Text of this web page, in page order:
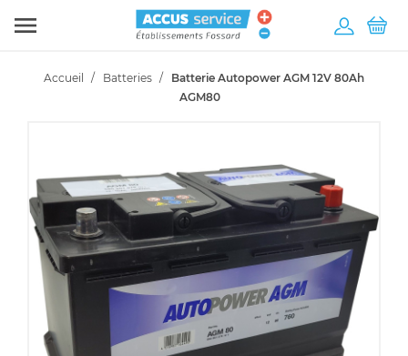

Accueil Batteries
Batterie Autopower AGM 12V 80Ah
AGM80